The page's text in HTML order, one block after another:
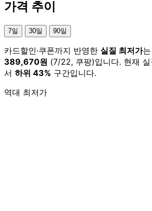
가격 추이
7일 30일 90일
카드할인·쿠폰까지 반영한 실질 최저가
389,670원 (7/22, 쿠팡)입니다. 현재
서 하위 43% 구간입니다.
역대 최저가